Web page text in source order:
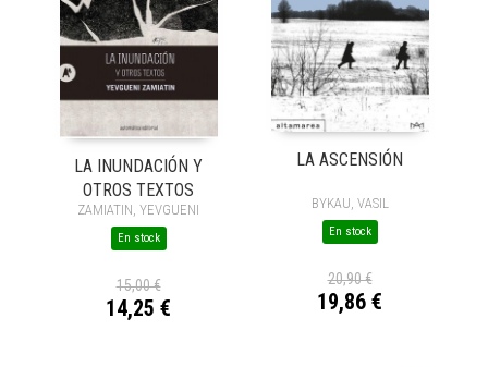
LA INUNDACIÓN Y
OTROS TEXTOS
ZAMIATIN, YEVGUENI
En stock
15,00 €
14,25 €
LA ASCENSIÓN
BYKAU, VASIL
En stock
20,90 €
19,86 €